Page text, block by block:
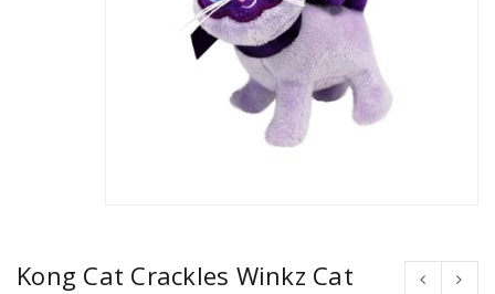
Kong Cat Crackles Winkz Cat